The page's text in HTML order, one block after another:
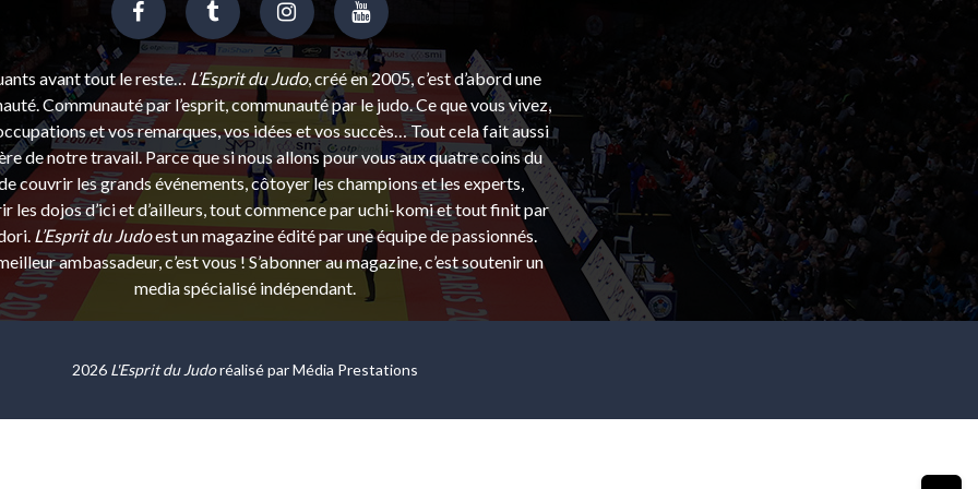
avant tout le reste… L’Esprit du Judo, créé en 2005, c’est d’abord une
Communauté par l’esprit, communauté par le judo. Ce que vous vivez,
et vos remarques, vos idées et vos succès… Tout cela fait aussi
de notre travail. Parce que si nous allons pour vous aux quatre coins du
couvrir les grands événements, côtoyer les champions et les experts,
les dojos d’ici et d’ailleurs, tout commence par uchi-komi et tout finit par
L’Esprit du Judoest un magazine édité par une équipe de passionnés.
ambassadeur, c’est vous ! S’abonner au magazine, c’est soutenir un
media spécialisé indépendant.
2026 L'Esprit du Judoréalisé parMédia Prestations